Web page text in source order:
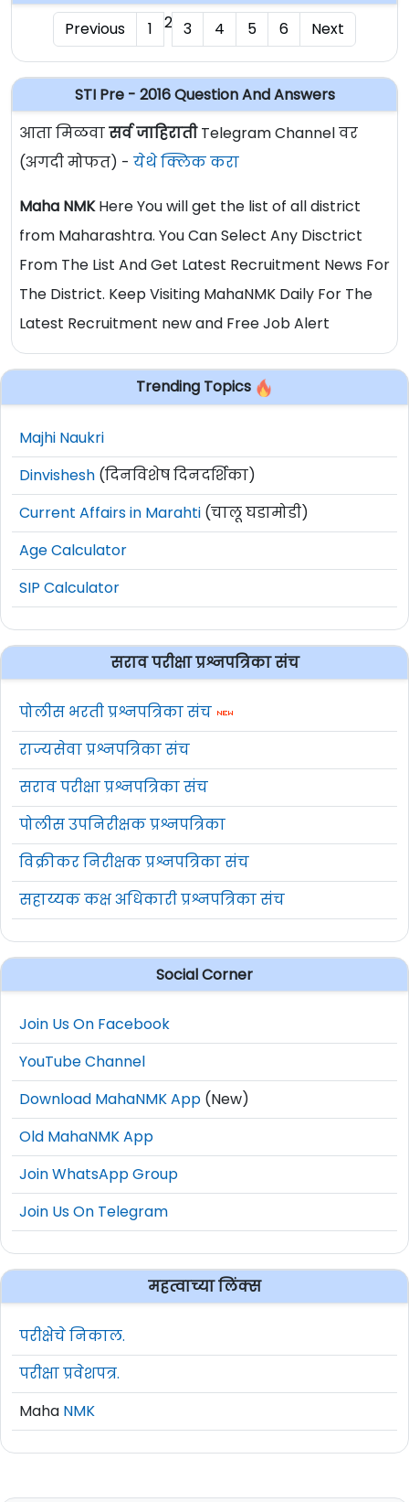
Previous
1 2 3 4 5 6 Next
STI Pre - 2016 Question And Answers
आता मिळवासर्व जाहिरातीTelegram Channel वर
(अगदी मोफत) - येथे क्लिक करा
Maha NMKHere You will get the list of all district
from Maharashtra. You Can Select Any Disctrict
From The List And Get Latest Recruitment News For
The District. Keep Visiting MahaNMK Daily For The
Latest Recruitment new and Free Job Alert
Trending Topics
Majhi Naukri
Dinvishesh (दिनविशेष दिनदर्शिका)
Current Affairs in Marahti (चालू घडामोडी)
Age Calculator
SIP Calculator
सराव परीक्षा प्रश्नपत्रिका संच
पोलीस भरती प्रश्नपत्रिका संच
राज्यसेवा प्रश्नपत्रिका संच
सराव परीक्षा प्रश्नपत्रिका संच
पोलीस उपनिरीक्षक प्रश्नपत्रिका
विक्रीकर निरीक्षक प्रश्नपत्रिका संच
सहाय्यक कक्ष अधिकारी प्रश्नपत्रिका संच
Social Corner
Join Us On Facebook
YouTube Channel
Download MahaNMK App (New)
Old MahaNMK App
Join WhatsApp Group
Join Us On Telegram
महत्वाच्या लिंक्स
परीक्षेचे निकाल.
परीक्षा प्रवेशपत्र.
Maha NMK